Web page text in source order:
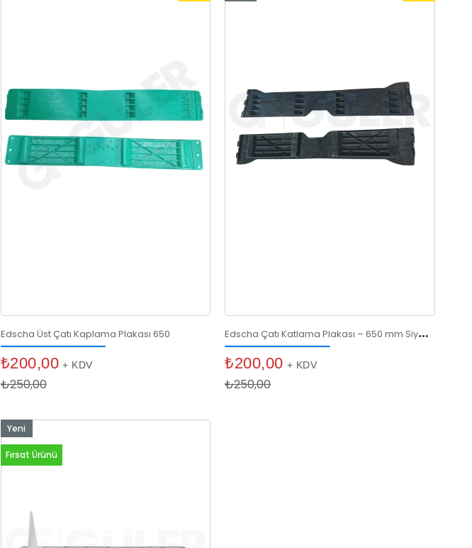
Edscha Üst Çatı Kaplama Plakası 650
₺200,00 + KDV
₺250,00
E
dscha Çatı Katlama Plakası – 650 mm Siyah Plastik
₺200,00 + KDV
₺250,00
Yeni
Ürün
Fırsat Ürünü